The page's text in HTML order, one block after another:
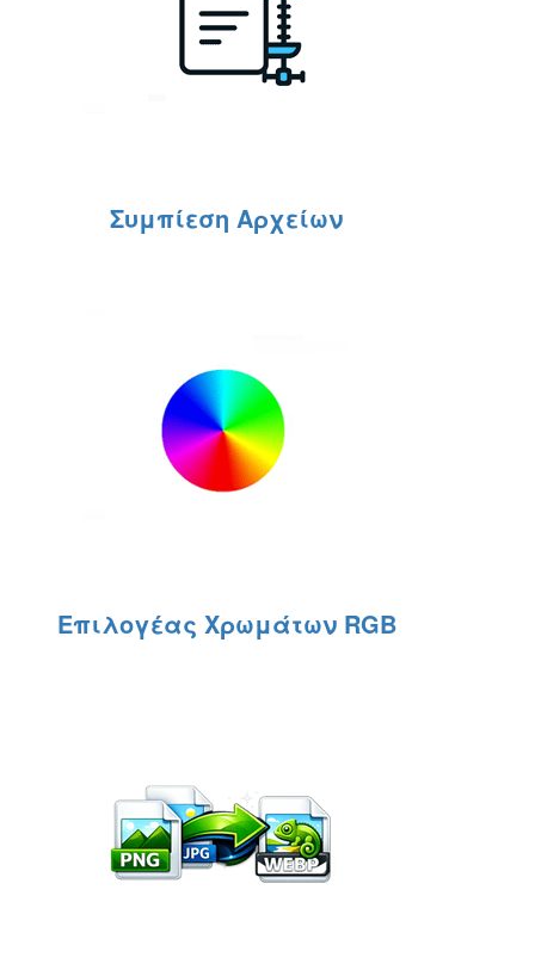
Συμπίεση Αρχείων
Επιλογέας Χρωμάτων RGB